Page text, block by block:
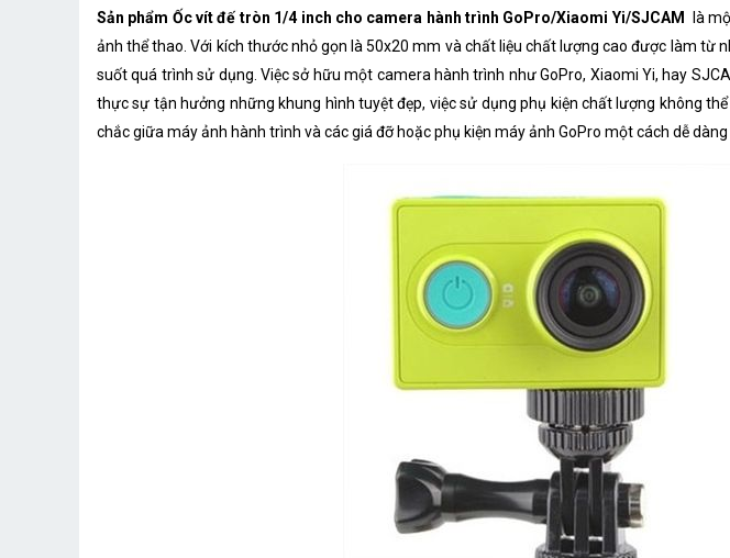
Sản phẩm Ốc vít đế tròn 1/4 inch cho camera hành trình GoPro/Xiaomi Yi/SJCAM
là
ảnh thể thao. Với kích thước nhỏ gọn là 50x20 mm và chất liệu chất lượng cao được làm từ
suốt quá trình sử dụng. Việc sở hữu một camera hành trình như GoPro, Xiaomi Yi, hay
thực sự tận hưởng những khung hình tuyệt đẹp, việc sử dụng phụ kiện chất lượng không
chắc giữa máy ảnh hành trình và các giá đỡ hoặc phụ kiện máy ảnh GoPro một cách dễ dàng